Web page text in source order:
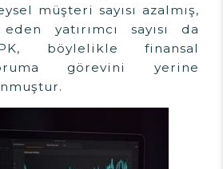
müşteri sayısı azalmış,
yatırımcı sayısı da
böylelikle finansal
görevini yerine